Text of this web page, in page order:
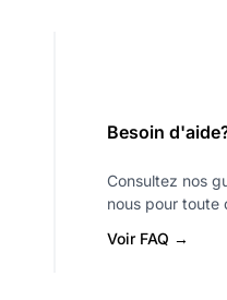
Besoin
Consultez nos
nous pour toute
Voir FAQ →